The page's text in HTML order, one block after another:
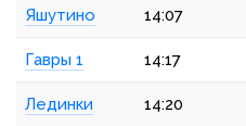
Яшутино 14:07
Гавры 1 14:17
Лединки 14:20